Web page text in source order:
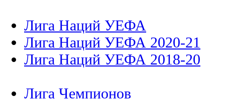
Лига Наций УЕФА
Лига Наций УЕФА 2020-21
Лига Наций УЕФА 2018-20
Лига Чемпионов